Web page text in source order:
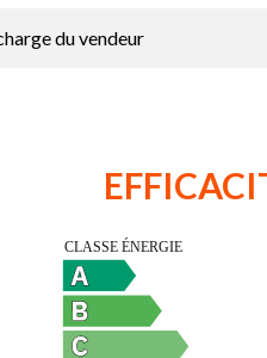
du vendeur